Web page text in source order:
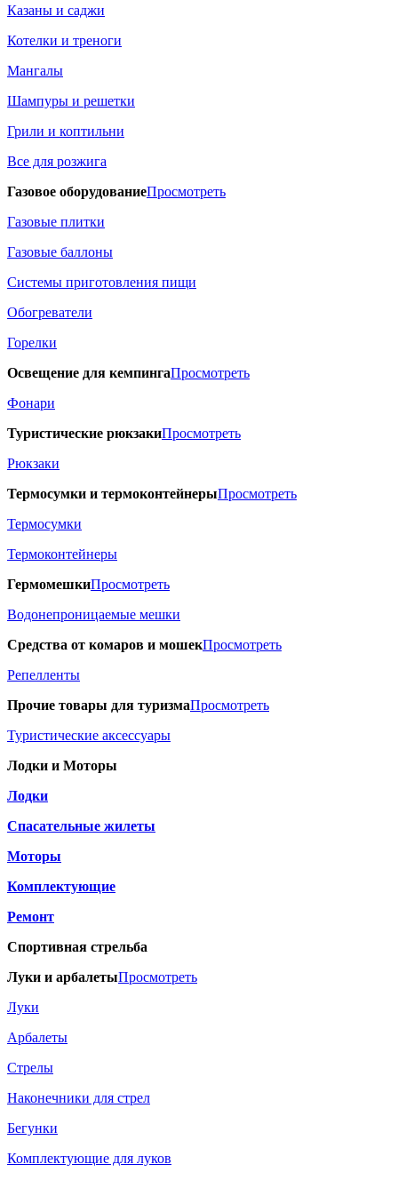
Казаны и саджи
Котелки и треноги
Мангалы
Шампуры и решетки
Грили и коптильни
Все для розжига
Газовое оборудованиеПросмотреть
Газовые плитки
Газовые баллоны
Системы приготовления пищи
Обогреватели
Горелки
Освещение для кемпингаПросмотреть
Фонари
Туристические рюкзакиПросмотреть
Рюкзаки
Термосумки и термоконтейнерыПросмотреть
Термосумки
Термоконтейнеры
ГермомешкиПросмотреть
Водонепроницаемые мешки
Средства от комаров и мошекПросмотреть
Репелленты
Прочие товары для туризмаПросмотреть
Туристические аксессуары
Лодки и Моторы
Лодки
Спасательные жилеты
Моторы
Комплектующие
Ремонт
Спортивная стрельба
Луки и арбалетыПросмотреть
Луки
Арбалеты
Стрелы
Наконечники для стрел
Бегунки
Комплектующие для луков